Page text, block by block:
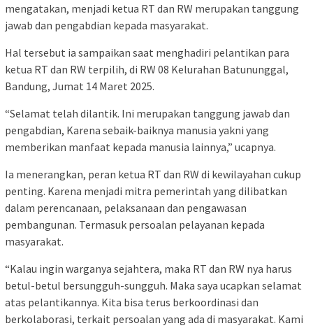
mengatakan, menjadi ketua RT dan RW merupakan tanggung
jawab dan pengabdian kepada masyarakat.
Hal tersebut ia sampaikan saat menghadiri pelantikan para
ketua RT dan RW terpilih, di RW 08 Kelurahan Batununggal,
Bandung, Jumat 14 Maret 2025.
“Selamat telah dilantik. Ini merupakan tanggung jawab dan
pengabdian, Karena sebaik-baiknya manusia yakni yang
memberikan manfaat kepada manusia lainnya,” ucapnya.
Ia menerangkan, peran ketua RT dan RW di kewilayahan cukup
penting. Karena menjadi mitra pemerintah yang dilibatkan
dalam perencanaan, pelaksanaan dan pengawasan
pembangunan. Termasuk persoalan pelayanan kepada
masyarakat.
“Kalau ingin warganya sejahtera, maka RT dan RW nya harus
betul-betul bersungguh-sungguh. Maka saya ucapkan selamat
atas pelantikannya. Kita bisa terus berkoordinasi dan
berkolaborasi, terkait persoalan yang ada di masyarakat. Kami